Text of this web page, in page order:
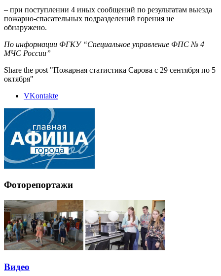
– при поступлении 4 иных сообщений по результатам выезда
пожарно-спасательных подразделений горения не
обнаружено.
По информации ФГКУ “Специальное управление ФПС № 4
МЧС России”
Share the post "Пожарная статистика Сарова с 29 сентября по 5
октября"
VKontakte
Фоторепортажи
Видео